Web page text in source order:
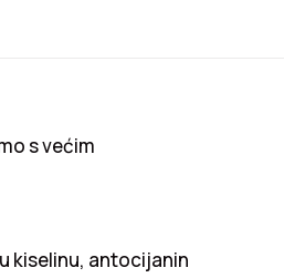
s većim
kiselinu, antocijanin